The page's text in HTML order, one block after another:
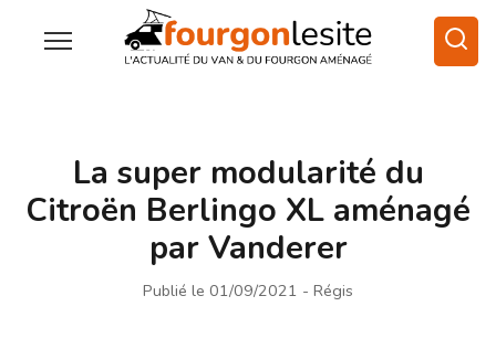
La super modularité du
Citroën Berlingo XL aménagé
par Vanderer
Publié le 01/09/2021 - Régis